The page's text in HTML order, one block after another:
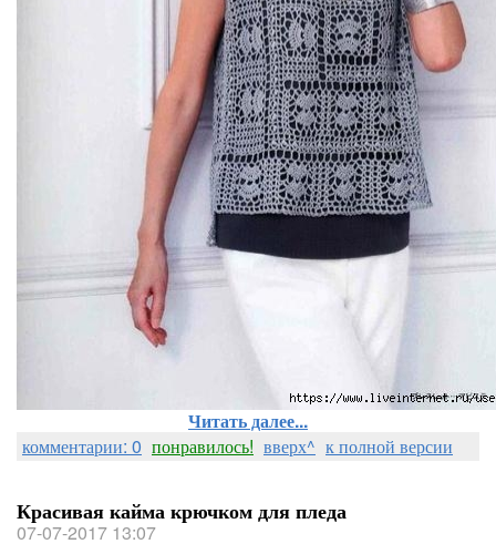
Читать далее...
комментарии: 0 понравилось! вверх^ к полной версии
Красивая кайма крючком для пледа
07-07-2017 13:07